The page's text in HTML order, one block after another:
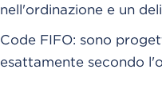
nell'ordinazione e un
Code FIFO: sono
esattamente secondo